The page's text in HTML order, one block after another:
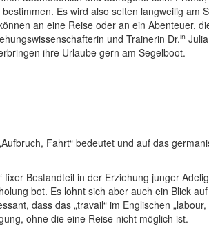
Es wird also selten langweilig am
an eine Reise oder an ein Abenteuer,
und Trainerin Dr.in
ihre Urlaube gern am Segelboot.
Fahrt“ bedeutet und auf das
Bestandteil in der Erziehung junger
bot. Es lohnt sich aber auch ein Blick
dass das „travail“ im Englischen
ohne die eine Reise nicht möglich ist.